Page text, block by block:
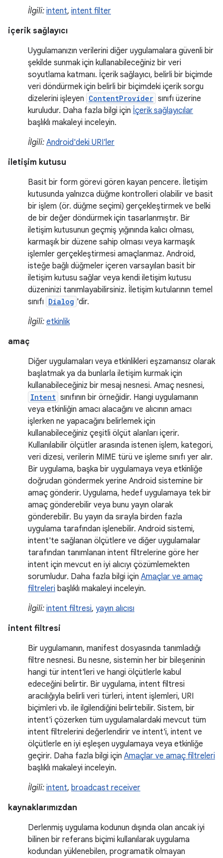
İlgili: intent, intent filter
içerik sağlayıcı
Uygulamanızın verilerini diğer uygulamalara güvenli bir
şekilde sunmak için kullanabileceğiniz bir veri
soyutlama katmanı. İçerik sağlayıcı, belirli bir biçimde
veri döndürmek için belirli bir biçimdeki içerik sorgu
dizelerini işleyen ContentProvider sınıfı üzerine
kuruludur. Daha fazla bilgi için İçerik sağlayıcılar
başlıklı makaleyi inceleyin.
İlgili: Android'deki URI'ler
iletişim kutusu
Basit bir form görevi gören kayan pencere. İletişim
kutusunda yalnızca düğme kontrolleri olabilir ve basit
bir işlem (ör. düğme seçimi) gerçekleştirmek ve belki
de bir değer döndürmek için tasarlanmıştır. Bir
iletişim kutusunun geçmiş yığınında kalıcı olması,
karmaşık bir düzene sahip olması veya karmaşık
işlemler gerçekleştirmesi amaçlanmaz. Android,
isteğe bağlı düğmeler içeren varsayılan basit bir
iletişim kutusu sağlar veya kendi iletişim kutusu
düzeninizi tanımlayabilirsiniz. İletişim kutularının temel
sınıfı Dialog 'dir.
İlgili: etkinlik
amaç
Diğer uygulamaları veya etkinlikleri eşzamansız olarak
başlatmak ya da bunlarla iletişim kurmak için
kullanabileceğiniz bir mesaj nesnesi. Amaç nesnesi,
Intent sınıfının bir örneğidir. Hangi uygulamanın
veya etkinliğin amacı alacağını ve alıcının amacı
işlerken ne yapacağını belirlemek için
kullanabileceğiniz çeşitli ölçüt alanları içerir.
Kullanılabilir ölçütler arasında istenen işlem, kategori,
veri dizesi, verilerin MIME türü ve işleme sınıfı yer alır.
Bir uygulama, başka bir uygulamaya veya etkinliğe
doğrudan göndermek yerine Android sistemine bir
amaç gönderir. Uygulama, hedef uygulamaya tek bir
amaç gönderebilir veya bunu yayın olarak
gönderebilir. Bu yayın da sırayla birden fazla
uygulama tarafından işlenebilir. Android sistemi,
intent'te sağlanan ölçütlere ve diğer uygulamalar
tarafından tanımlanan intent filtrelerine göre her
intent için mevcut en iyi alıcıyı çözümlemekten
sorumludur. Daha fazla bilgi için Amaçlar ve amaç
filtreleri başlıklı makaleyi inceleyin.
İlgili: intent filtresi, yayın alıcısı
intent filtresi
Bir uygulamanın, manifest dosyasında tanımladığı
filtre nesnesi. Bu nesne, sistemin her bir bileşeninin
hangi tür intent'leri ve hangi ölçütlerle kabul
edeceğini belirtir. Bir uygulama, intent filtresi
aracılığıyla belirli veri türleri, intent işlemleri, URI
biçimleri vb. ile ilgilendiğini belirtebilir. Sistem, bir
intent'i çözerken tüm uygulamalardaki mevcut tüm
intent filtrelerini değerlendirir ve intent'i, intent ve
ölçütlerle en iyi eşleşen uygulamaya veya etkinliğe
geçirir. Daha fazla bilgi için Amaçlar ve amaç filtreleri
başlıklı makaleyi inceleyin.
İlgili: intent, broadcast receiver
kaynaklarımızdan
Derlenmiş uygulama kodunun dışında olan ancak iyi
bilinen bir referans biçimi kullanılarak uygulama
kodundan yüklenebilen, programatik olmayan